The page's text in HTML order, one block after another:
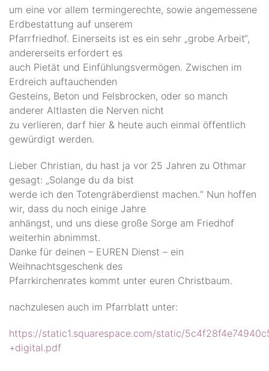
um eine vor allem termingerechte, sowie angemessene
Erdbestattung auf unserem
Pfarrfriedhof. Einerseits ist es ein sehr „grobe Arbeit“,
andererseits erfordert es
auch Pietät und Einfühlungsvermögen. Zwischen im
Erdreich auftauchenden
Gesteins, Beton und Felsbrocken, oder so manch
anderer Altlasten die Nerven nicht
zu verlieren, darf hier & heute auch einmal öffentlich
gewürdigt werden.
Lieber Christian, du hast ja vor 25 Jahren zu Othmar
gesagt: „Solange du da bist
werde ich den Totengräberdienst machen.“ Nun hoffen
wir, dass du noch einige Jahre
anhängst, und uns diese große Sorge am Friedhof
weiterhin abnimmst.
Danke für deinen – EUREN Dienst – ein
Weihnachtsgeschenk des
Pfarrkirchenrates kommt unter euren Christbaum.
nachzulesen auch im Pfarrblatt unter:
https://static1.squarespace.com/static/
+digital.pdf